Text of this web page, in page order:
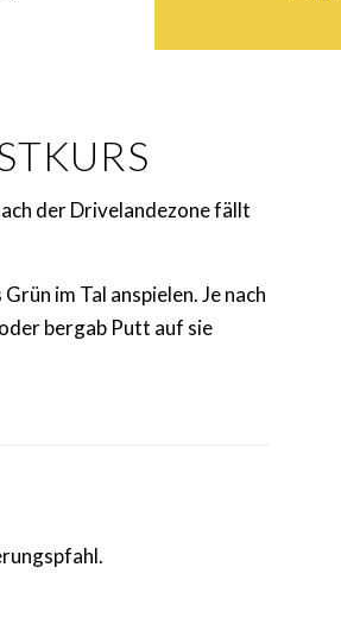
der Drivelandezone fällt
im Tal anspielen. Je nach
bergab Putt auf sie